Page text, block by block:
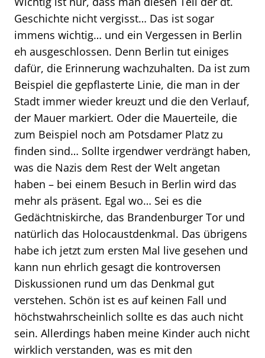
Geschichte nicht vergisst… Das ist sogar
immens wichtig… und ein Vergessen in Berlin
eh ausgeschlossen. Denn Berlin tut einiges
dafür, die Erinnerung wachzuhalten. Da ist zum
Beispiel die gepflasterte Linie, die man in der
Stadt immer wieder kreuzt und die den Verlauf,
der Mauer markiert. Oder die Mauerteile, die
zum Beispiel noch am Potsdamer Platz zu
finden sind… Sollte irgendwer verdrängt haben,
was die Nazis dem Rest der Welt angetan
haben – bei einem Besuch in Berlin wird das
mehr als präsent. Egal wo… Sei es die
Gedächtniskirche, das Brandenburger Tor und
natürlich das Holocaustdenkmal. Das übrigens
habe ich jetzt zum ersten Mal live gesehen und
kann nun ehrlich gesagt die kontroversen
Diskussionen rund um das Denkmal gut
verstehen. Schön ist es auf keinen Fall und
höchstwahrscheinlich sollte es das auch nicht
sein. Allerdings haben meine Kinder auch nicht
wirklich verstanden, was es mit den